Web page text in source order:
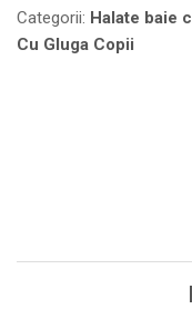
Categorii: Halate baie
Cu Gluga Copii